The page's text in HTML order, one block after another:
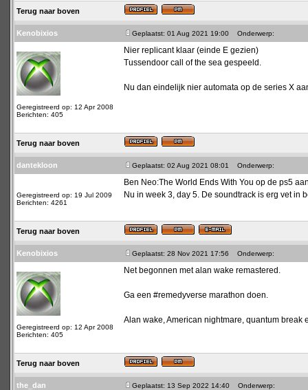
Terug naar boven
Kenobixios Geplaatst: 01 Aug 2021 19:00 Onderwerp:
Geregistreerd op: 12 Apr 2008
Berichten: 405
Nier replicant klaar (einde E gezien)
Tussendoor call of the sea gespeeld.
Nu dan eindelijk nier automata op de series X
Terug naar boven
dantekloon Geplaatst: 02 Aug 2021 08:01 Onderwerp:
Geregistreerd op: 19 Jul 2009
Berichten: 4261
Ben Neo:The World Ends With You op de ps5
Nu in week 3, day 5. De soundtrack is erg vet in
Terug naar boven
Kenobixios Geplaatst: 28 Nov 2021 17:56 Onderwerp:
Geregistreerd op: 12 Apr 2008
Berichten: 405
Net begonnen met alan wake remastered.
Ga een #remedyverse marathon doen.
Alan wake, American nightmare, quantum break
Terug naar boven
the_dan Geplaatst: 13 Sep 2022 14:40 Onderwerp: